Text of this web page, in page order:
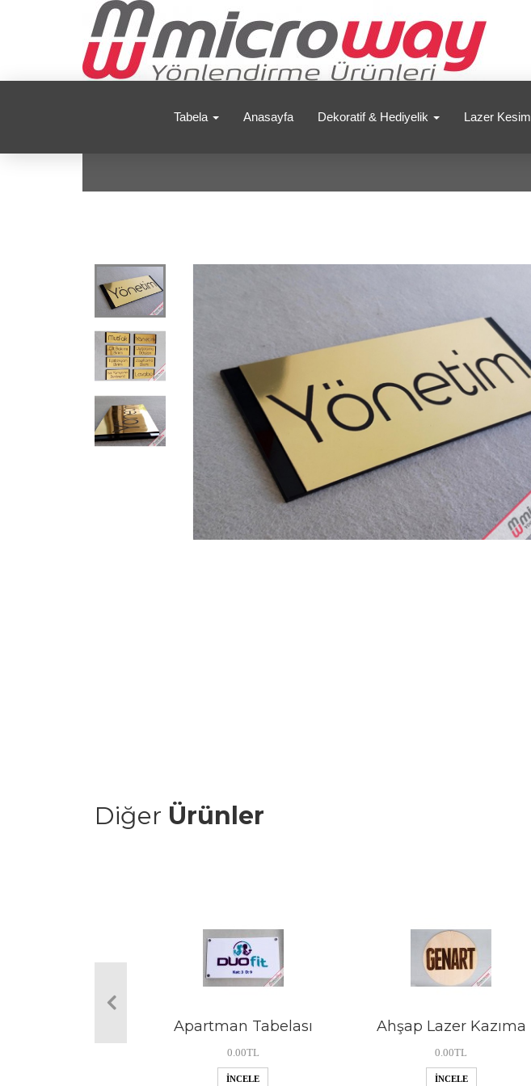
Tabela Anasayfa Dekoratif & Hediyelik Lazer Kesim
Diğer Ürünler
Apartman Tabelası
0.00TL
İNCELE
Ahşap Lazer Kazıma
0.00TL
İNCELE